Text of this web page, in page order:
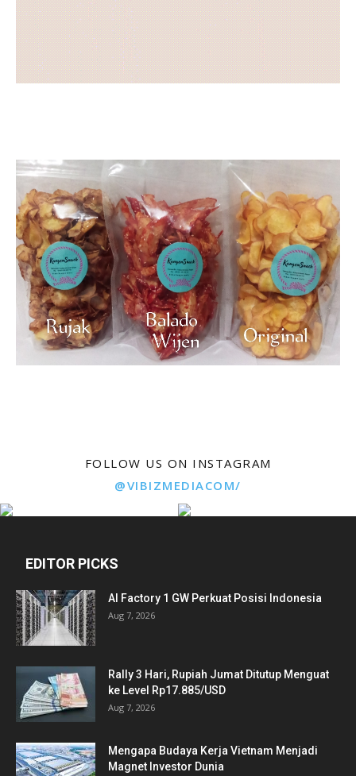
FOLLOW US ON INSTAGRAM
@VIBIZMEDIACOM/
EDITOR PICKS
AI Factory 1 GW Perkuat Posisi Indonesia
Aug 7, 2026
Rally 3 Hari, Rupiah Jumat Ditutup Menguat
ke Level Rp17.885/USD
Aug 7, 2026
Mengapa Budaya Kerja Vietnam Menjadi
Magnet Investor Dunia